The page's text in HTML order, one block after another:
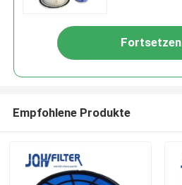
Fortsetzen
Empfohlene Produkte